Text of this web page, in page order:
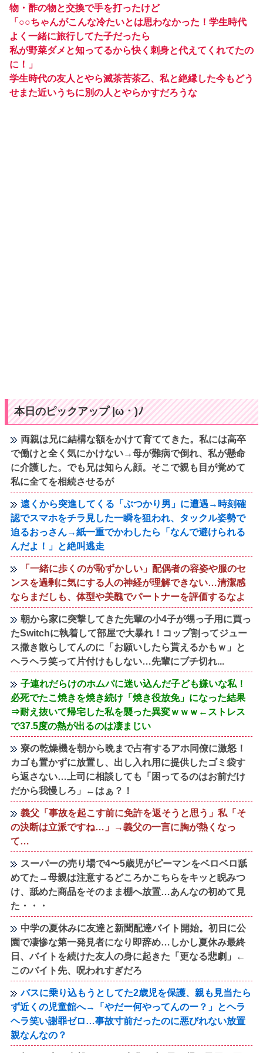
物・酢の物と交換で手を打ったけど
「○○ちゃんがこんな冷たいとは思わなかった！学生時代
よく一緒に旅行してた子だったら
私が野菜ダメと知ってるから快く刺身と代えてくれてたの
に！」
学生時代の友人とやら滅茶苦茶乙、私と絶縁した今もどう
せまた近いうちに別の人とやらかすだろうな
本日のピックアップ |ω・)ﾉ
両親は兄に結構な額をかけて育ててきた。私には高卒
で働けと全く気にかけない→母が難病で倒れ、私が懸命
に介護した。でも兄は知らん顔。そこで親も目が覚めて
私に全てを相続させるが
遠くから突進してくる「ぶつかり男」に遭遇→時刻確
認でスマホをチラ見した一瞬を狙われ、タックル姿勢で
迫るおっさん→紙一重でかわしたら「なんで避けられる
んだよ！」と絶叫逃走
「一緒に歩くのが恥ずかしい」配偶者の容姿や服のセ
ンスを過剰に気にする人の神経が理解できない…清潔感
ならまだしも、体型や美醜でパートナーを評価するなよ
朝から家に突撃してきた先輩の小4子が甥っ子用に買っ
たSwitchに執着して部屋で大暴れ！コップ割ってジュー
ス撒き散らしてんのに「お願いしたら貰えるかもｗ」と
ヘラヘラ笑って片付けもしない…先輩にブチ切れ...
子連れだらけのホムパに迷い込んだ子ども嫌いな私！
必死でたこ焼きを焼き続け「焼き役放免」になった結果
⇒耐え抜いて帰宅した私を襲った異変ｗｗｗ←ストレス
で37.5度の熱が出るのは凄まじい
寮の乾燥機を朝から晩まで占有するアホ同僚に激怒！
カゴも置かずに放置し、出し入れ用に提供したゴミ袋す
ら返さない…上司に相談しても「困ってるのはお前だけ
だから我慢しろ」←はぁ？！
義父「事故を起こす前に免許を返そうと思う」私「そ
の決断は立派ですね…」→義父の一言に胸が熱くなっ
て…
スーパーの売り場で4〜5歳児がピーマンをベロベロ舐
めてた→母親は注意するどころかこちらをキッと睨みつ
け、舐めた商品をそのまま棚へ放置…あんなの初めて見
た・・・
中学の夏休みに友達と新聞配達バイト開始。初日に公
園で凄惨な第一発見者になり即辞め…しかし夏休み最終
日、バイトを続けた友人の身に起きた「更なる悲劇」←
このバイト先、呪われすぎだろ
バスに乗り込もうとしてた2歳児を保護、親も見当たら
ず近くの児童館へ→「やだー何やってんのー？」とヘラ
ヘラ笑い謝罪ゼロ…事故寸前だったのに悪びれない放置
親なんなの？